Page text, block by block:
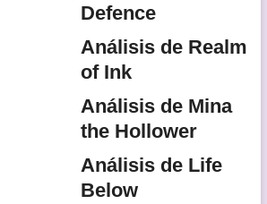
Defence
Análisis de Realm
of Ink
Análisis de Mina
the Hollower
Análisis de Life
Below